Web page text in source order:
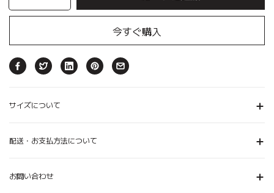
今すぐ購入
サイズについて
配送・お支払方法について
お問い合わせ